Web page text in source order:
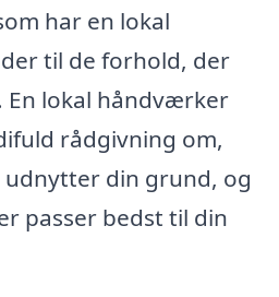
har en lokal
til de forhold, der
lokal håndværker
rådgivning om,
din grund, og
passer bedst til din